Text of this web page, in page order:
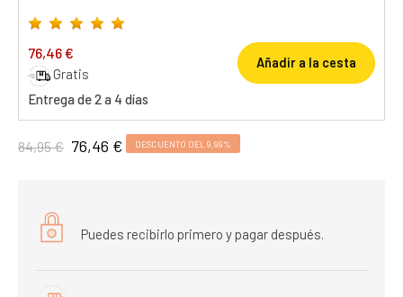
76,46 €
Gratis
Entrega de 2 a 4 días
Añadir a la cesta
84,95 € 76,46 € DESCUENTO DEL 9,99%
Puedes recibirlo primero y pagar después.